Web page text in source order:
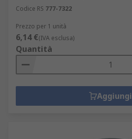
Codice RS 777-7322
Prezzo per 1 unità
6,14 €(IVA esclusa)
Quantità
Aggiungi